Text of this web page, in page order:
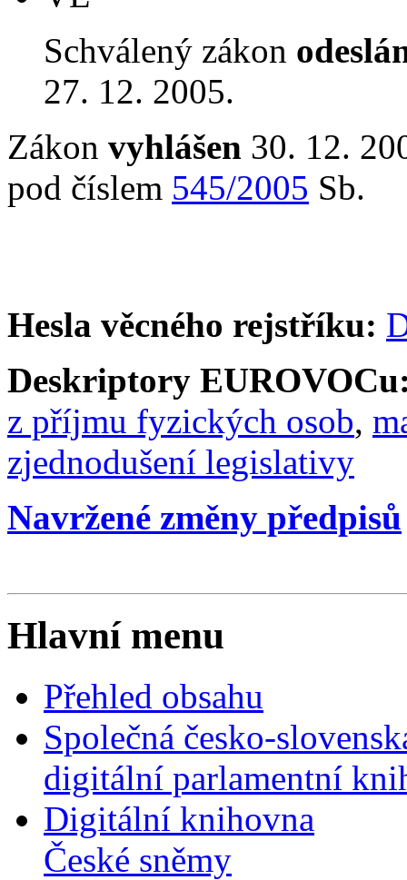
Schválený zákon
27. 12. 2005.
Zákon vyhlášen 30. 12.
pod číslem 545/2005 Sb.
Hesla věcného rejstříku:
Deskriptory
z příjmu fyzických osob,
zjednodušení legislativy
Navržené změny předpisů
Hlavní menu
Přehled obsahu
Společná česko-
digitální parlamentní
Digitální knihovna
České sněmy